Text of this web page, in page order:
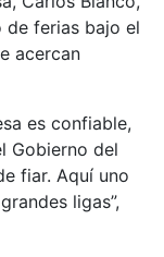
ferias bajo el
acercan
es confiable,
Gobierno del
fiar. Aquí uno
ligas”,